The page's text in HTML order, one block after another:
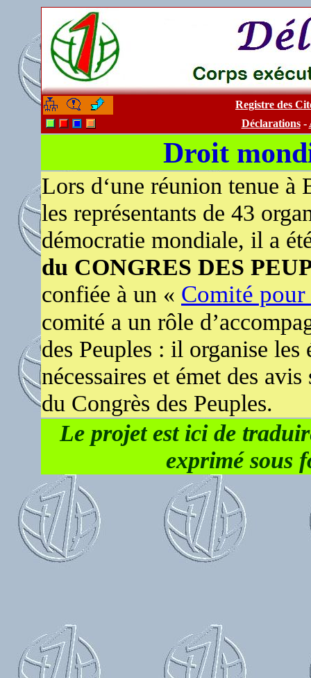
Registre des
Déclarations-
Droit
Lors d‘une réunion tenue
les représentants de 43
démocratie mondiale, il a
du CONGRES DES
confiée à un « Comité pour
comité a un rôle
des Peuples : il organise
nécessaires et émet des
du Congrès des Peuples.
Le projet est ici de
exprimé sous